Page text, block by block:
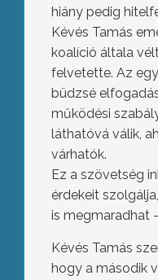
hiány pedig
Kévés Tamás
koalíció általa
felvetette. Az
büdzsé
működési
láthatóvá válik,
várhatók.
Ez a szövetség
érdekeit
is megmaradhat
Kévés Tamás
hogy a második